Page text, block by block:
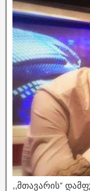
,,მთავარის”